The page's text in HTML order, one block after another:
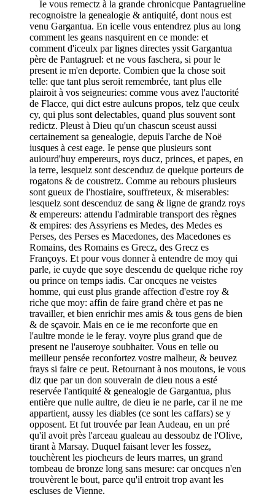
Ie vous remectz à la grande chronicque Pantagrueline
recognoistre la genealogie & antiquité, dont nous est
venu Gargantua. En icelle vous entendrez plus au long
comment les geans nasquirent en ce monde: et
comment d'iceulx par lignes directes yssit Gargantua
père de Pantagruel: et ne vous faschera, si pour le
present ie m'en deporte. Combien que la chose soit
telle: que tant plus seroit remembrée, tant plus elle
plairoit à vos seigneuries: comme vous avez l'auctorité
de Flacce, qui dict estre aulcuns propos, telz que ceulx
cy, qui plus sont delectables, quand plus souvent sont
redictz. Pleust à Dieu qu'un chascun sceust aussi
certainement sa genealogie, depuis l'arche de Noë
iusques à cest eage. Ie pense que plusieurs sont
auiourd'huy empereurs, roys ducz, princes, et papes, en
la terre, lesquelz sont descenduz de quelque porteurs de
rogatons & de coustretz. Comme au rebours plusieurs
sont gueux de l'hostiaire, souffreteux, & miserables:
lesquelz sont descenduz de sang & ligne de grandz roys
& empereurs: attendu l'admirable transport des règnes
& empires: des Assyriens es Medes, des Medes es
Perses, des Perses es Macedones, des Macedones es
Romains, des Romains es Grecz, des Grecz es
Françoys. Et pour vous donner à entendre de moy qui
parle, ie cuyde que soye descendu de quelque riche roy
ou prince on temps iadis. Car oncques ne veistes
homme, qui eust plus grande affection d'estre roy &
riche que moy: affin de faire grand chère et pas ne
travailler, et bien enrichir mes amis & tous gens de bien
& de sçavoir. Mais en ce ie me reconforte que en
l'aultre monde ie le feray. voyre plus grand que de
present ne l'auseroye soubhaiter. Vous en telle ou
meilleur pensée reconfortez vostre malheur, & beuvez
frays si faire ce peut. Retournant à nos moutons, ie vous
diz que par un don souverain de dieu nous a esté
reservée l'antiquité & genealogie de Gargantua, plus
entière que nulle aultre, de dieu ie ne parle, car il ne me
appartient, aussy les diables (ce sont les caffars) se y
opposent. Et fut trouvée par Iean Audeau, en un pré
qu'il avoit près l'arceau gualeau au dessoubz de l'Olive,
tirant à Marsay. Duquel faisant lever les fossez,
touchèrent les piocheurs de leurs marres, un grand
tombeau de bronze long sans mesure: car oncques n'en
trouvèrent le bout, parce qu'il entroit trop avant les
escluses de Vienne.